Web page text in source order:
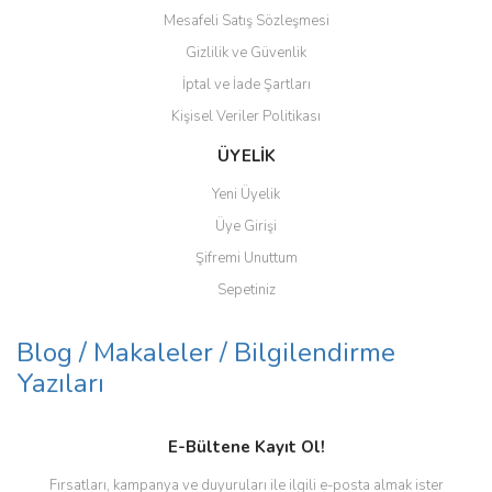
Gönder
Mesafeli Satış Sözleşmesi
Gizlilik ve Güvenlik
İptal ve İade Şartları
Kişisel Veriler Politikası
ÜYELİK
Yeni Üyelik
Üye Girişi
Şifremi Unuttum
Sepetiniz
Blog / Makaleler / Bilgilendirme
Yazıları
E-Bültene Kayıt Ol!
Fırsatları, kampanya ve duyuruları ile ilgili e-posta almak ister